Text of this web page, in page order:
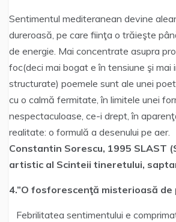
Sentimentul mediteranean devine
dureroasă, pe care fiinţa o trăieşte
de energie. Mai concentrate asupra
foc(deci mai bogat e în tensiune şi mai
structurate) poemele sunt ale unei
cu o calmă fermitate, în limitele unei
nespectaculoase, ce-i drept, în
realitate: o formulă a desenului pe aer.
Constantin Sorescu, 1995 SLAST
artistic al Scinteii tineretului,
4.”O fosforescenţă misterioasă de
Febrilitatea sentimentului e